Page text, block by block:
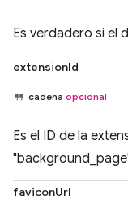
Es verdadero si el
extensionId
cadena opcional
Es el ID de la
faviconUrl